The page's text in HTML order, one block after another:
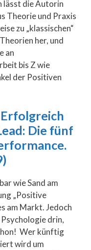
lässt die Autorin
Theorie und Praxis
zu „klassischen“
her, und
an
bis Z wie
der Positiven
Die fünf
wie Sand am
„Positive
am Markt. Jedoch
drin,
Wer künftig
wird um